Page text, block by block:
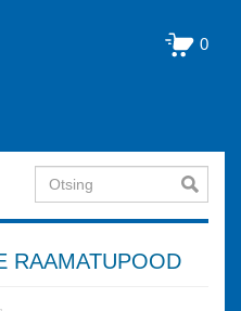
0
Otsing
RAAMATUPOOD